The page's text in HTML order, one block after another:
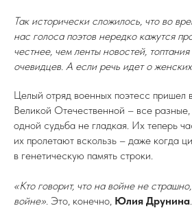
Так исторически сложилось, что во
нас голоса поэтов нередко кажутся
честнее, чем ленты новостей,
очевидцев. А если речь идет о
Целый отряд военных поэтесс пришел
Великой Отечественной – все
одной судьба не гладкая. Их теперь
их пролетают вскользь – даже когда
в генетическую память строки.
«Кто говорит, что на войне не
войне». Это, конечно, Юлия Друнина